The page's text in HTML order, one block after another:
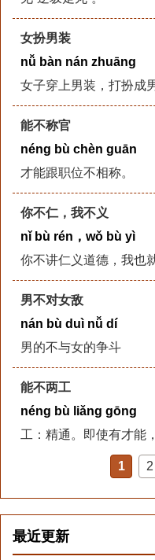
女扮男装
nǚ bàn nán zhuāng
女子穿上男装，打扮成
能不称官
néng bù chèn guān
才能跟职位不相称。
你不仁，我不义
nǐ bù rén，wǒ bù yì
你不讲仁义道德，我也
男不对女敌
nán bù duì nǚ dí
男的不与女的争斗
能不两工
néng bù liǎng gōng
工：精通。即使有才能
1 2
最近更新